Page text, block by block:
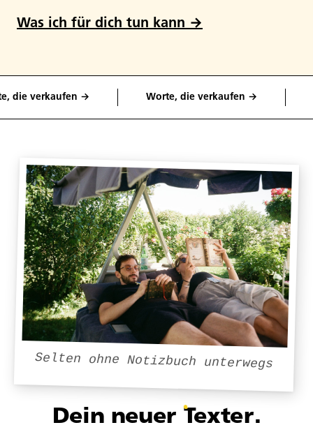
Was ich für dich tun kann →
verkaufen → Worte, die verkaufen →
Selten ohne Notizbuch unterwegs
Dein neuer Texter.